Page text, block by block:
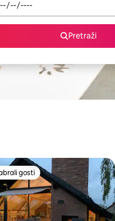
Pretraži
najviše rangiranima s oznakom
gosti